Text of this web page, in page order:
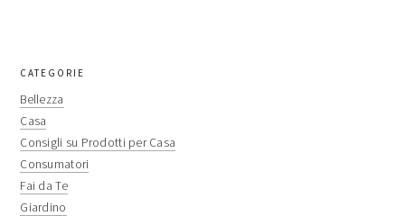
primary
sidebar
CATEGORIE
Bellezza
Casa
Consigli su Prodotti per Casa
Consumatori
Fai da Te
Giardino